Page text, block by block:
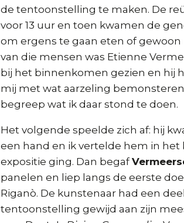
de tentoonstelling te maken. De
voor 13 uur en toen kwamen de
om ergens te gaan eten of gewoon
van die mensen was Etienne
bij het binnenkomen gezien en hij
mij met wat aarzeling
begreep wat ik daar stond te doen.
Het volgende speelde zich af: hij
een hand en ik vertelde hem in het
expositie ging. Dan begaf
panelen en liep langs de eerste
Riganò. De kunstenaar had een
tentoonstelling gewijd aan zijn